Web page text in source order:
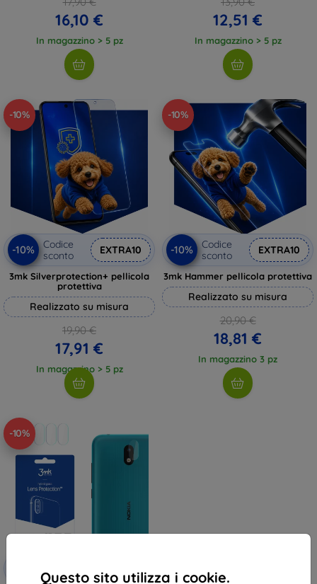
Questo sito utilizza i cookie.
16,10 €
In magazzino > 5 pz
12,51 €
In magazzino > 5 pz
-10%
-10%
Codice
sconto
EXTRA10
3mk Silverprotection+ pellicola
protettiva
Realizzato su misura
19,90 €
17,91 €
In magazzino > 5 pz
-10%
-10%
Codice
sconto
EXTRA10
3mk Hammer pellicola protettiva
Realizzato su misura
20,90 €
18,81 €
In magazzino 3 pz
-10%
sconto